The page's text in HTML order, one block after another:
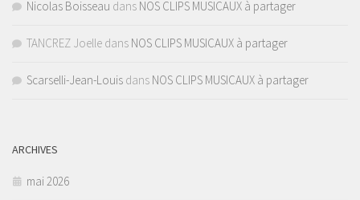
Nicolas Boisseau dans NOS CLIPS MUSICAUX à partager
TANCREZ Joelle dans NOS CLIPS MUSICAUX à partager
Scarselli-Jean-Louis dans NOS CLIPS MUSICAUX à partager
ARCHIVES
mai 2026